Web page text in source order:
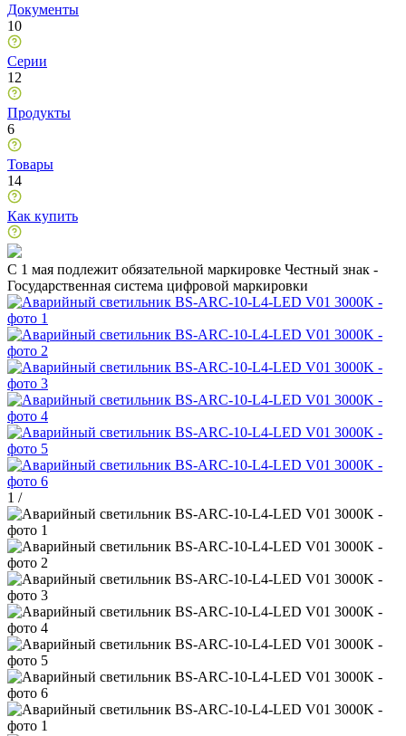
Документы
10
Серии
12
Продукты
6
Товары
14
Как купить
C 1 мая подлежит обязательной маркировке Честный знак -
Государственная система цифровой маркировки
1 /